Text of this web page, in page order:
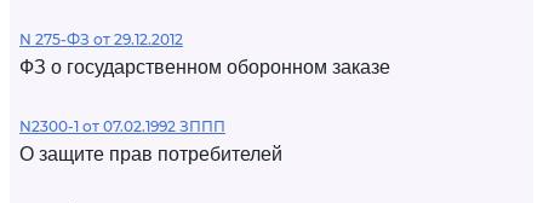
N 275-ФЗ от 29.12.2012
ФЗ о государственном оборонном заказе
N2300-1 от 07.02.1992 ЗППП
О защите прав потребителей